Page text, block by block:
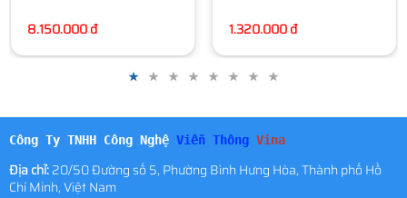
8.150.000 đ 1.320.000 đ
Công Ty TNHH Công Nghệ Viễn Thông Vina
Địa chỉ:20/50 Đường số 5, Phường Bình Hưng Hòa, Thành phố Hồ
Chí Minh, Việt Nam